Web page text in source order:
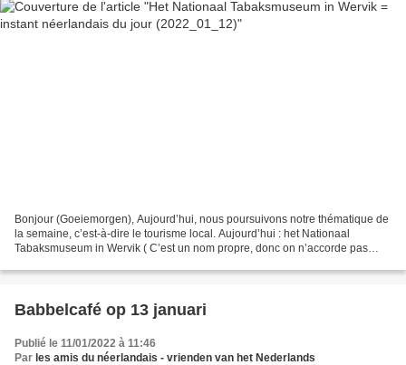
Bonjour (Goeiemorgen), Aujourd’hui, nous poursuivons notre thématique de
la semaine, c’est-à-dire le tourisme local. Aujourd’hui : het Nationaal
Tabaksmuseum in Wervik ( C’est un nom propre, donc on n’accorde pas
Babbelcafé op 13 januari
Publié le 11/01/2022 à 11:46
Par les amis du néerlandais - vrienden van het Nederlands